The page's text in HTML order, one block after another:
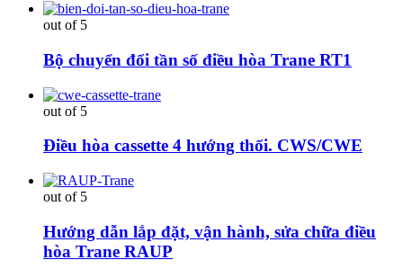
out of 5
Bộ chuyển đổi tần số điều hòa Trane RT1
out of 5
Điều hòa cassette 4 hướng thổi. CWS/CWE
out of 5
Hướng dẫn lắp đặt, vận hành, sửa chữa điều
hòa Trane RAUP